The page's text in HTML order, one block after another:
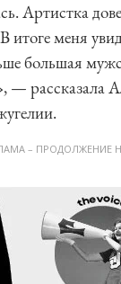
Артистка
итоге меня
большая
— рассказала
– ПРОДОЛЖЕНИЕ